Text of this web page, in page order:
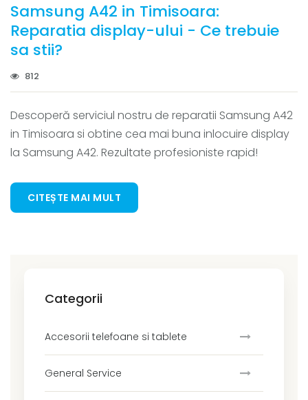
Samsung A42 in Timisoara:
Reparatia display-ului - Ce trebuie
sa stii?
812
Descoperă serviciul nostru de reparatii Samsung A42
in Timisoara si obtine cea mai buna inlocuire display
la Samsung A42. Rezultate profesioniste rapid!
CITEȘTE MAI MULT
Categorii
Accesorii telefoane si tablete
General Service